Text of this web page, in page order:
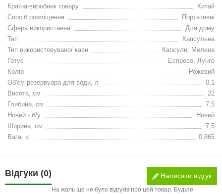
Країна-виробник товару
Китай
Спосіб розміщення
Портативні
Сфера використання
Для дому
Тип
Капсульна
Тип використовуваної кави
Капсули, Мелена
Готує
Еспресо, Лунго
Колір
Рожевий
Об'єм резервуара для води, л
0,1
Висота, см
22
Глибина, см
7,5
Новий - б/у
Новий
Ширина, см
7,5
Вага, кг
0,865
Відгуки (0) Написати відгук
На жаль ще не було відгуків про цей товар. Будьте